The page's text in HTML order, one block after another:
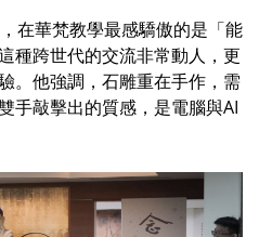
在華梵教學最感驕傲的是「能
種跨世代的交流非常動人，更
。他強調，石雕重在手作，需
手敲擊出的質感，是電腦與AI